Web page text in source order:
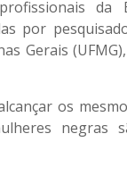
da
por
Gerais
os